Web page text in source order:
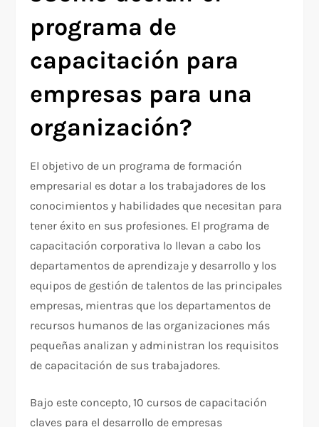
programa de
capacitación para
empresas para una
organización?
El objetivo de un programa de formación
empresarial es dotar a los trabajadores de los
conocimientos y habilidades que necesitan para
tener éxito en sus profesiones. El programa de
capacitación corporativa lo llevan a cabo los
departamentos de aprendizaje y desarrollo y los
equipos de gestión de talentos de las principales
empresas, mientras que los departamentos de
recursos humanos de las organizaciones más
pequeñas analizan y administran los requisitos
de capacitación de sus trabajadores.
Bajo este concepto, 10 cursos de capacitación
claves para el desarrollo de empresas